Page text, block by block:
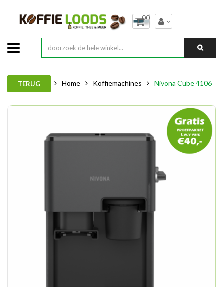
00
TERUG Home Koffiemachines Nivona Cube 4106